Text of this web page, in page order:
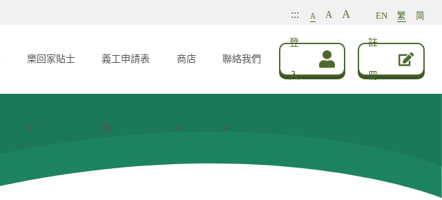
::: A A A EN 繁 简
樂回家貼士 義工申請表
格
商店 聯絡我們
登
入
註
冊